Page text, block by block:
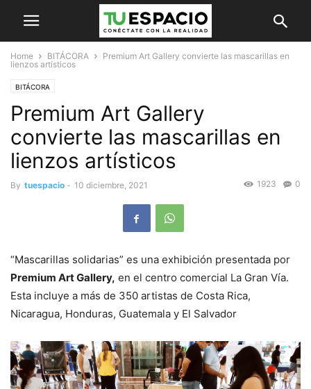
Home BITÁCORA
Premium Art Gallery convierte las mascarillas en
lienzos artísticos
BITÁCORA
Premium Art Gallery
convierte las mascarillas en
lienzos artísticos
By tuespacio - 10 diciembre, 2021 0
1923
“Mascarillas solidarias” es una exhibición presentada por
Premium Art Gallery, en el centro comercial La Gran Vía.
Esta incluye a más de 350 artistas de Costa Rica,
Nicaragua, Honduras, Guatemala y El Salvador